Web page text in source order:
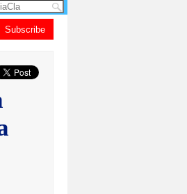
cay den caso di e-steps
Subscribe